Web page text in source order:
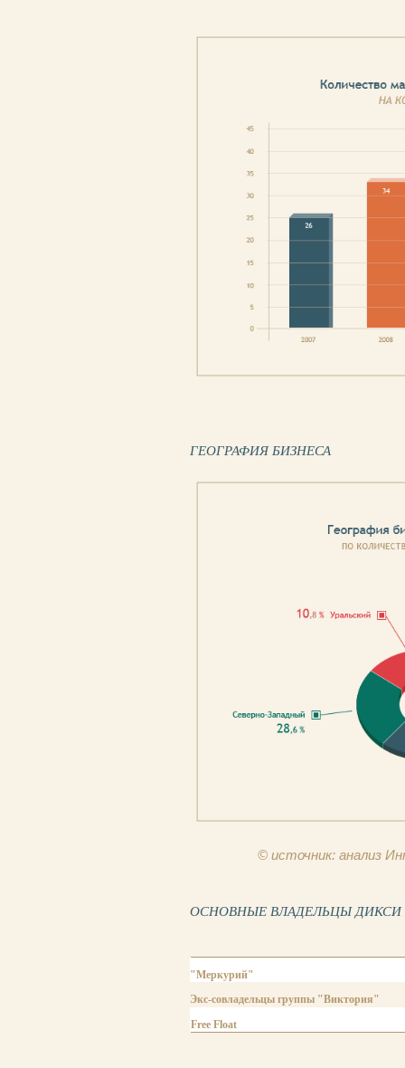
ГЕОГРАФИЯ БИЗНЕСА
© источник: анализ
ОСНОВНЫЕ ВЛАДЕЛЬЦЫ ДИКСИ
"Меркурий"
Экс-совладельцы группы "Виктория"
Free Float